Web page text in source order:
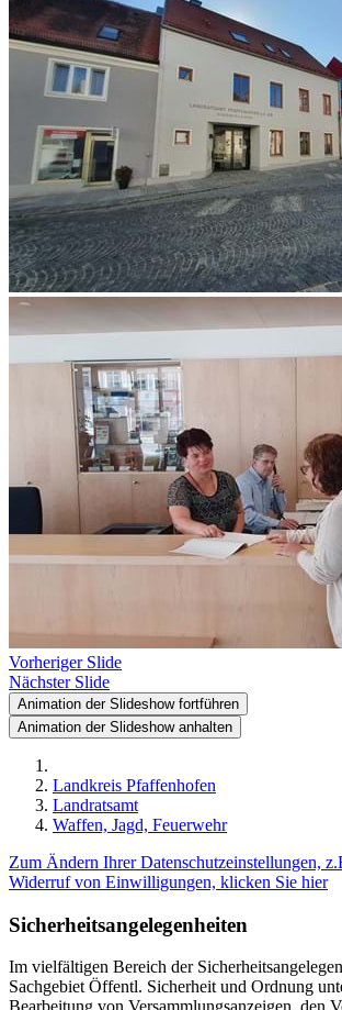
Vorheriger Slide
Nächster Slide
Animation der Slideshow fortführen
Animation der Slideshow anhalten
Landkreis Pfaffenhofen
Landratsamt
Waffen, Jagd, Feuerwehr
Zum Ändern Ihrer Datenschutzeinstellungen,
Widerruf von Einwilligungen, klicken Sie hier
Sicherheitsangelegenheiten
Im vielfältigen Bereich der
Sachgebiet Öffentl. Sicherheit und Ordnung